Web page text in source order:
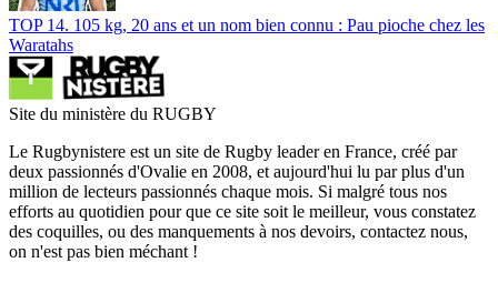
TOP 14. 105 kg, 20 ans et un nom bien connu : Pau pioche chez les
Waratahs
Site du ministère du RUGBY
Le Rugbynistere est un site de Rugby leader en France, créé par
deux passionnés d'Ovalie en 2008, et aujourd'hui lu par plus d'un
million de lecteurs passionnés chaque mois. Si malgré tous nos
efforts au quotidien pour que ce site soit le meilleur, vous constatez
des coquilles, ou des manquements à nos devoirs, contactez nous,
on n'est pas bien méchant !